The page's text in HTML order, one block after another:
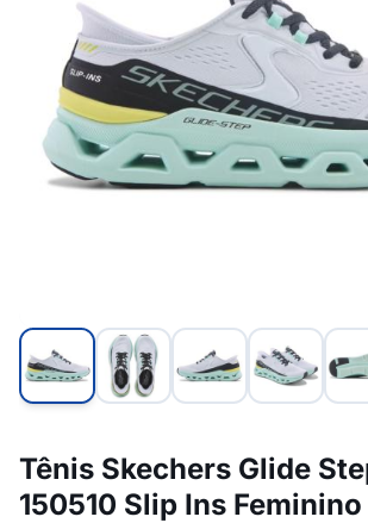
Tênis Skechers Glide
150510 Slip Ins Feminino